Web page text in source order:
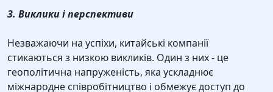
3. Виклики і перспективи
Незважаючи на успіхи, китайські компанії
стикаються з низкою викликів. Один з них - це
геополітична напруженість, яка ускладнює
міжнародне співробітництво і обмежує доступ до